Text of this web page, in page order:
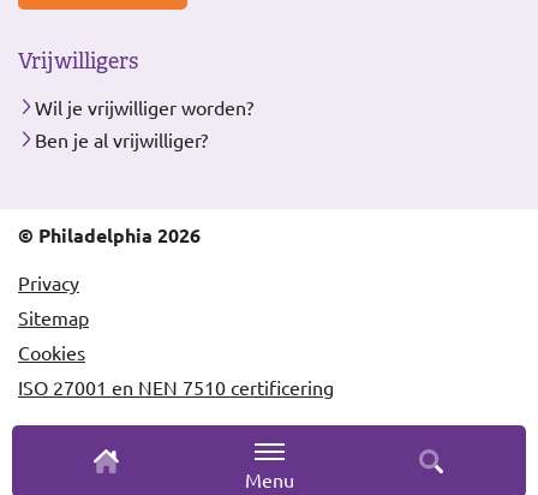
Vrijwilligers
Wil je vrijwilliger worden?
Ben je al vrijwilliger?
© Philadelphia 2026
Privacy
Sitemap
Cookies
ISO 27001 en NEN 7510 certificering
Menu